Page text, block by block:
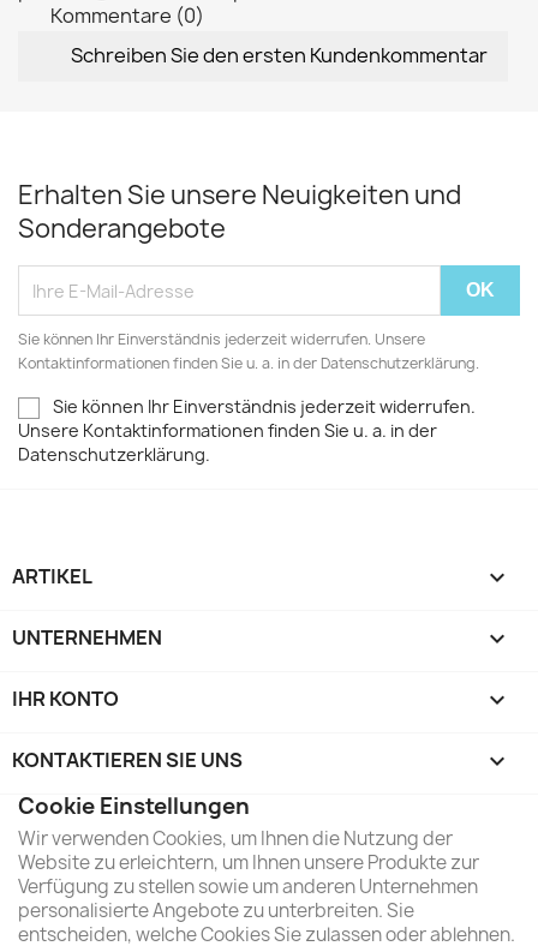
Kommentare (0)
Schreiben Sie den ersten Kundenkommentar
Erhalten Sie unsere Neuigkeiten und
Sonderangebote
Sie können Ihr Einverständnis jederzeit widerrufen. Unsere
Kontaktinformationen finden Sie u. a. in der Datenschutzerklärung.
Sie können Ihr Einverständnis jederzeit widerrufen.
Unsere Kontaktinformationen finden Sie u. a. in der
Datenschutzerklärung.
ARTIKEL 
UNTERNEHMEN 
IHR KONTO 
KONTAKTIEREN SIE UNS keyboard_arrow_down
Cookie Einstellungen
Wir verwenden Cookies, um Ihnen die Nutzung der
Website zu erleichtern, um Ihnen unsere Produkte zur
Verfügung zu stellen sowie um anderen Unternehmen
personalisierte Angebote zu unterbreiten. Sie
entscheiden, welche Cookies Sie zulassen oder ablehnen.